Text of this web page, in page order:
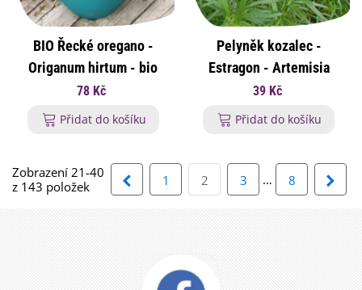
BIO Řecké oregano -
Origanum hirtum - bio
osivo oregana - 250 ks
78 Kč
Přidat do košíku
Pelyněk kozalec -
Estragon - Artemisia
dracunculus - osivo
pelyňku - 300 ks
39 Kč
Přidat do košíku
Zobrazení 21-40
z 143 položek
Předchozí
1 2 3 … 8